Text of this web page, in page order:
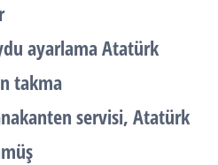
ayarlama Atatürk
takma
servisi, Atatürk